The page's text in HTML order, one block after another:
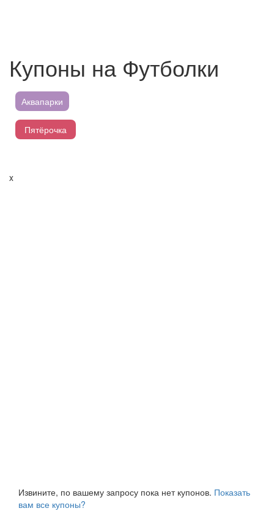
Купоны на Футболки
Аквапарки
Пятёрочка
x
Извините, по вашему запросу пока нет купонов. Показать
вам все купоны?